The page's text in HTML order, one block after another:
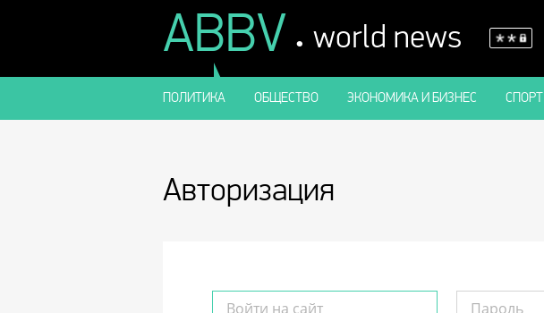
ABBV . world news
ПОЛИТИКА ОБЩЕСТВО ЭКОНОМИКА И БИЗНЕС СПОРТ
Авторизация